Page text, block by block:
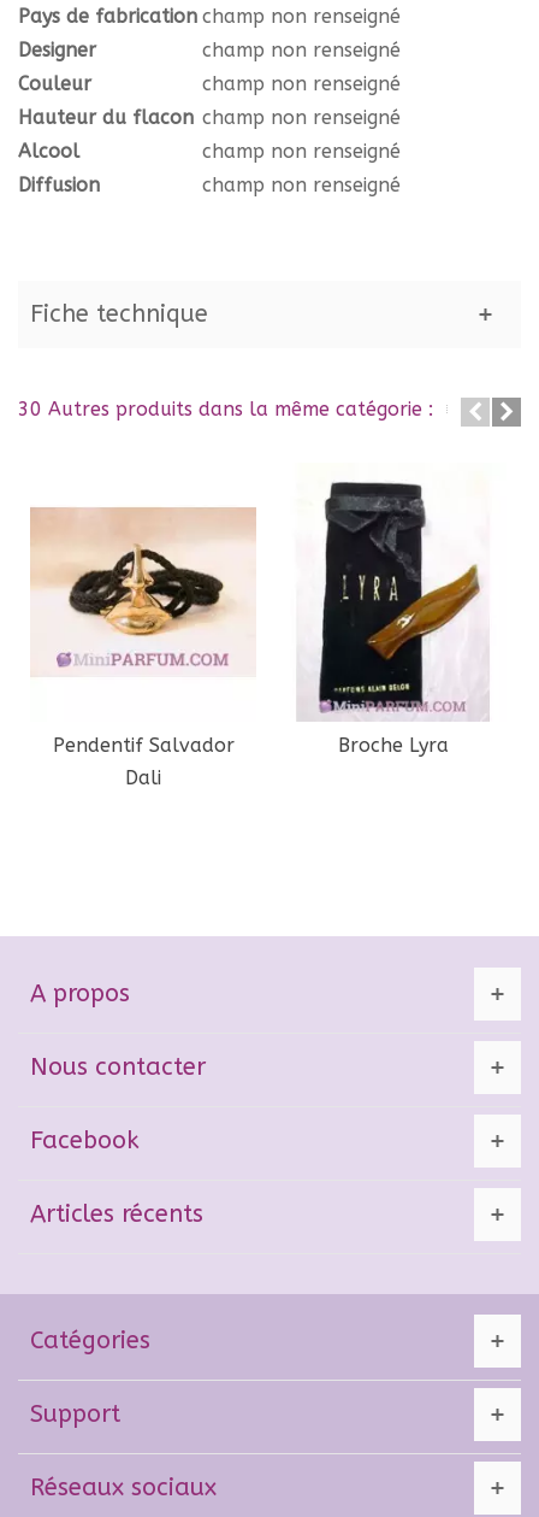
Pays de fabrication champ non renseigné
Designer
champ non renseigné
Couleur
champ non renseigné
Hauteur du flacon champ non renseigné
Alcool
champ non renseigné
Diffusion
champ non renseigné
Fiche technique
30 Autres produits dans la même catégorie :
Pendentif Salvador
Dali
Broche Lyra
A propos
Nous contacter
Facebook
Articles récents
Catégories
Support
Réseaux sociaux